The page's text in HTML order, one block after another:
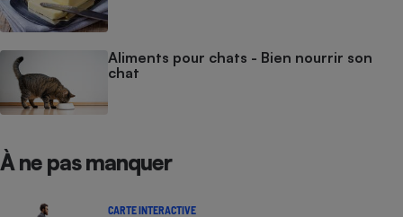
Aliments pour chats - Bien nourrir son
chat
À ne pas manquer
CARTE INTERACTIVE